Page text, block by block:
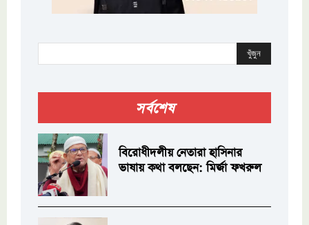
খুঁজুন
সর্বশেষ
বিরোধীদলীয় নেতারা হাসিনার
ভাষায় কথা বলছেন: মির্জা ফখরুল